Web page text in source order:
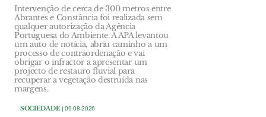
Intervenção de cerca de 300 metros entre
Abrantes e Constância foi realizada sem
qualquer autorização da Agência
Portuguesa do Ambiente. A APA levantou
um auto de notícia, abriu caminho a um
processo de contraordenação e vai
obrigar o infractor a apresentar um
projecto de restauro fluvial para
recuperar a vegetação destruída nas
margens.
SOCIEDADE| 09-08-2026